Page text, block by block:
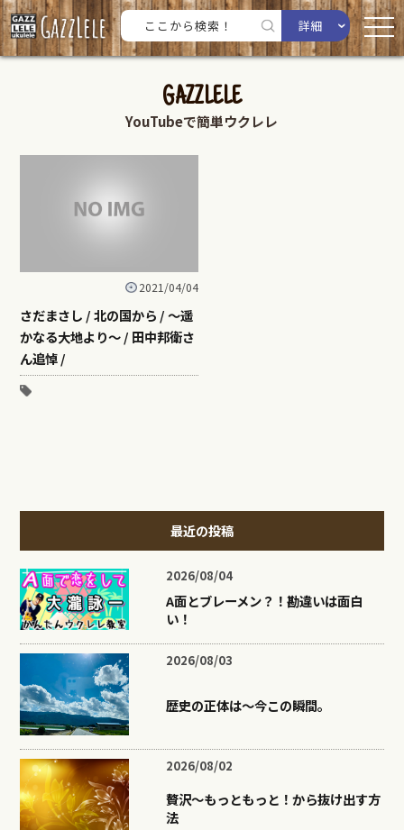
詳細
GAZZLELE
YouTubeで簡単ウクレレ
2021/04/04
さだまさし / 北の国から / ～遥
かなる大地より～ / 田中邦衛さ
ん追悼 /
最近の投稿
2026/08/04
A面とブレーメン？！勘違いは面白
い！
2026/08/03
歴史の正体は〜今この瞬間。
2026/08/02
贅沢〜もっともっと！から抜け出す方
法